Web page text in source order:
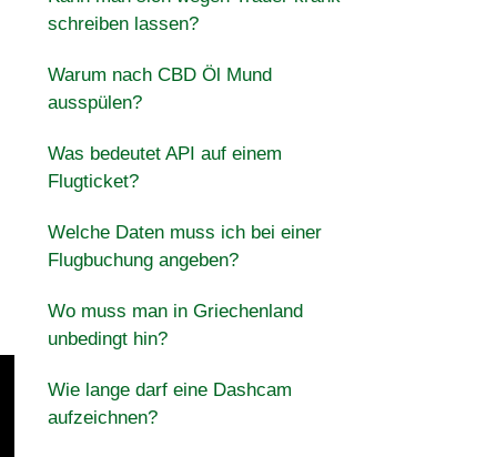
schreiben lassen?
Warum nach CBD Öl Mund
ausspülen?
Was bedeutet API auf einem
Flugticket?
Welche Daten muss ich bei einer
Flugbuchung angeben?
Wo muss man in Griechenland
unbedingt hin?
Wie lange darf eine Dashcam
aufzeichnen?